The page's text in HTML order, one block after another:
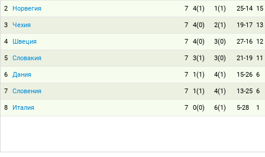
2 Норвегия 7 4(1) 1(1) 25-14 15
3 Чехия 7 4(0) 2(1) 19-17 13
4 Швеция 7 4(0) 3(0) 27-16 12
5 Словакия 7 3(1) 3(0) 21-19 11
6 Дания 7 1(1) 4(1) 15-26 6
7 Словения 7 1(1) 4(1) 13-25 6
8 Италия 7 0(0) 6(1) 5-28 1